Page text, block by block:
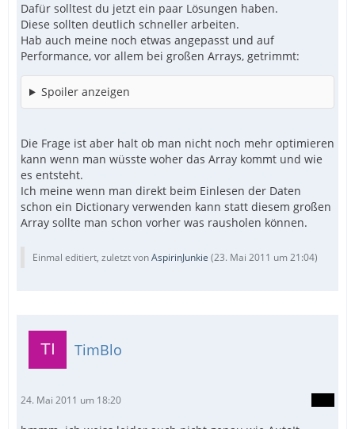
Dafür solltest du jetzt ein paar Lösungen haben.
Diese sollten deutlich schneller arbeiten.
Hab auch meine noch etwas angepasst und auf
Performance, vor allem bei großen Arrays, getrimmt:
Spoiler anzeigen
Die Frage ist aber halt ob man nicht noch mehr optimieren
kann wenn man wüsste woher das Array kommt und wie
es entsteht.
Ich meine wenn man direkt beim Einlesen der Daten
schon ein Dictionary verwenden kann statt diesem großen
Array sollte man schon vorher was rausholen können.
Einmal editiert, zuletzt vonAspirinJunkie (23. Mai 2011 um 21:04)
TimBlo
24. Mai 2011 um 18:20